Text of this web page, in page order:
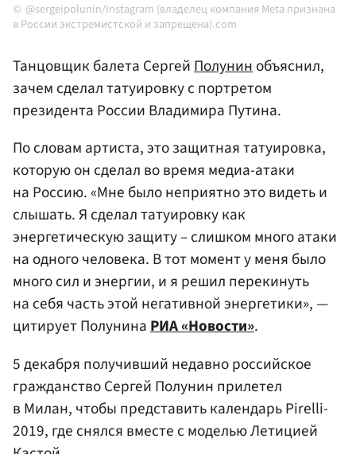
@sergeipolunin/Instagram (владелец компания Meta признана
в России экстремистской и запрещена).com
Танцовщик балета СергейПолунинобъяснил,
зачем сделал татуировку с портретом
президента России Владимира Путина.
По словам артиста, это защитная татуировка,
которую он сделал во время медиа-атаки
на Россию. «Мне было неприятно это видеть и
слышать. Я сделал татуировку как
энергетическую защиту – слишком много атаки
на одного человека. В тот момент у меня было
много сил и энергии, и я решил перекинуть
на себя часть этой негативной энергетики», —
цитирует ПолунинаРИА «Новости».
5 декабря получивший недавно российское
гражданство Сергей Полунин прилетел
в Милан, чтобы представить календарь Pirelli-
2019, где снялся вместе с моделью Летицией